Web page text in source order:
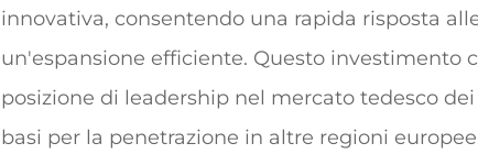
innovativa, consentendo una rapida risposta
un'espansione efficiente. Questo investimento
posizione di leadership nel mercato tedesco
basi per la penetrazione in altre regioni